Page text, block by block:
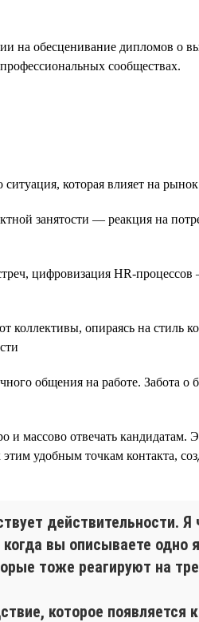
на обесценивание дипломов о
сообществах.
которая влияет на
занятости — реакция на
цифровизация HR-
коллективы, опираясь на стиль
общения на работе. Забота
массово отвечать кандидатам.
удобным точкам контакта,
действительности.
вы описываете одно
тоже реагируют на
которое появляется